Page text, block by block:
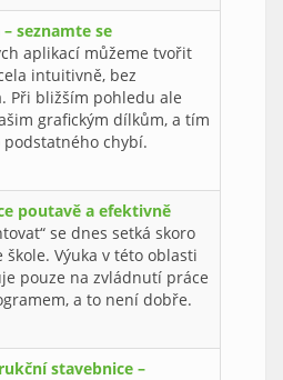
seznamte se
aplikací můžeme tvořit
intuitivně, bez
Při bližším pohledu ale
grafickým dílkům, a tím
chybí.
poutavě a efektivně
se dnes setká skoro
škole. Výuka v této oblasti
pouze na zvládnutí práce
a to není dobře.
stavebnice –